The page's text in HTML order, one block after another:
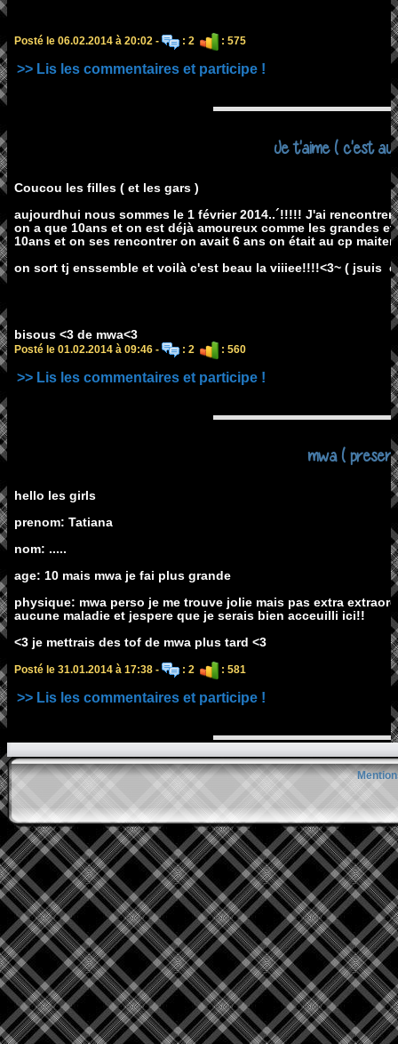
Posté le 06.02.2014 à 20:02 - : 2 : 575
>> Lis les commentaires et participe !
Je t'aime ( c'est
Coucou les filles ( et les gars )
aujourdhui nous sommes le 1 février 2014..´!!!!! J'ai
on a que 10ans et on est déjà amoureux comme les grandes
10ans et on ses rencontrer on avait 6 ans on était au cp
on sort tj enssemble et voilà c'est beau la viiiee!!!!<3~ ( jsuis
bisous <3 de mwa<3
Posté le 01.02.2014 à 09:46 - : 2 : 560
>> Lis les commentaires et participe !
mwa (
hello les girls
prenom: Tatiana
nom: .....
age: 10 mais mwa je fai plus grande
physique: mwa perso je me trouve jolie mais pas extra
aucune maladie et jespere que je serais bien acceuilli ici!!
<3 je mettrais des tof de mwa plus tard <3
Posté le 31.01.2014 à 17:38 - : 2 : 581
>> Lis les commentaires et participe !